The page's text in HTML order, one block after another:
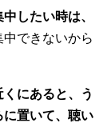
したい時は、
できないから
にあると、う
に置いて、聴い